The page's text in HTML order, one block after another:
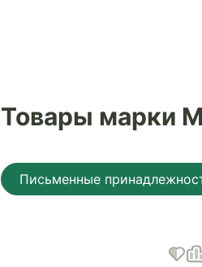
Товары марки
Письменные